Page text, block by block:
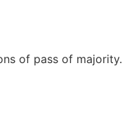
of pass of majority.